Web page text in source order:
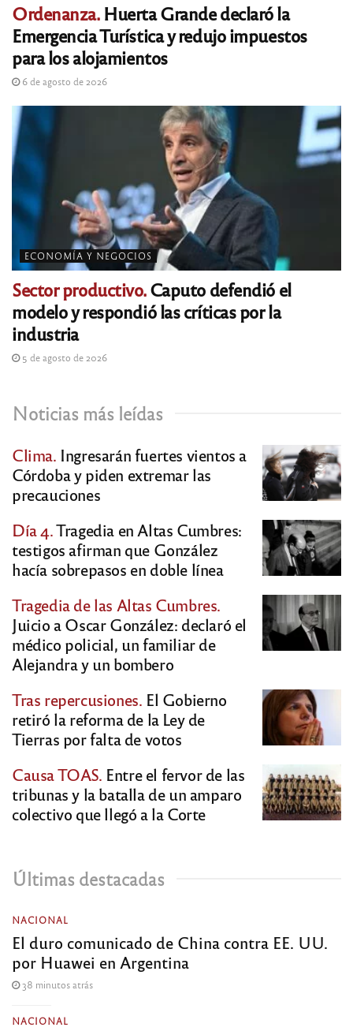
Ordenanza.Huerta Grande declaró la
Emergencia Turística y redujo impuestos
para los alojamientos
6 de agosto de 2026
ECONOMÍA Y NEGOCIOS
Sector productivo.Caputo defendió el
modelo y respondió las críticas por la
industria
5 de agosto de 2026
Noticias más leídas
Clima. Ingresarán fuertes vientos a
Córdoba y piden extremar las
precauciones
Día 4.Tragedia en Altas Cumbres:
testigos afirman que González
hacía sobrepasos en doble línea
Tragedia de las Altas Cumbres.
Juicio a Oscar González: declaró el
médico policial, un familiar de
Alejandra y un bombero
Tras repercusiones. El Gobierno
retiró la reforma de la Ley de
Tierras por falta de votos
Causa TOAS. Entre el fervor de las
tribunas y la batalla de un amparo
colectivo que llegó a la Corte
Últimas destacadas
NACIONAL
El duro comunicado de China contra EE. UU.
por Huawei en Argentina
38 minutos atrás
NACIONAL